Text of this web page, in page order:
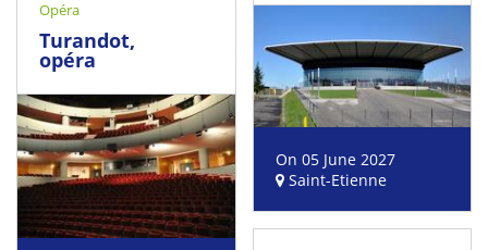
On 05 June 2027
Saint-Etienne
Opéra
Turandot,
opéra